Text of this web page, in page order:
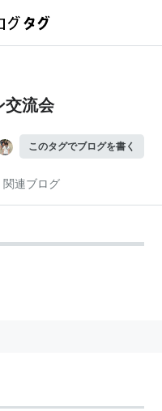
交流会
このタグでブログを書く
関連ブログ